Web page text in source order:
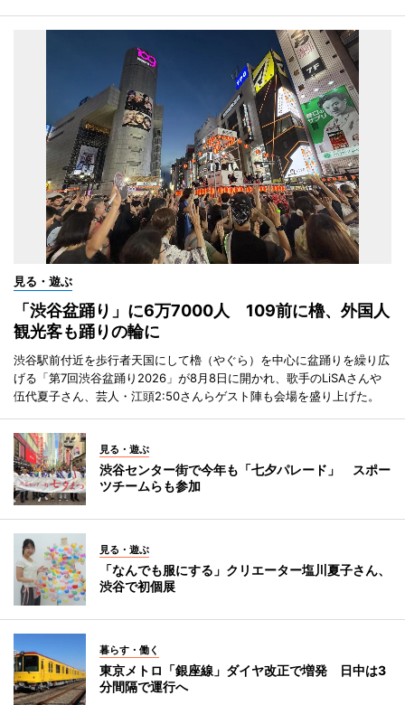
見る・遊ぶ
「渋谷盆踊り」に6万7000人 109前に櫓、外国人
観光客も踊りの輪に
渋谷駅前付近を歩行者天国にして櫓（やぐら）を中心に盆踊りを繰り広
げる「第7回渋谷盆踊り2026」が8月8日に開かれ、歌手のLiSAさんや
伍代夏子さん、芸人・江頭2:50さんらゲスト陣も会場を盛り上げた。
見る・遊ぶ
渋谷センター街で今年も「七夕パレード」 スポー
ツチームらも参加
見る・遊ぶ
「なんでも服にする」クリエーター塩川夏子さん、
渋谷で初個展
暮らす・働く
東京メトロ「銀座線」ダイヤ改正で増発 日中は3
分間隔で運行へ